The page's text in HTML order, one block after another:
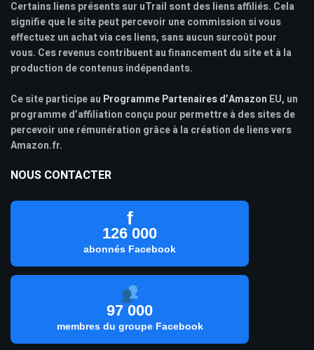
Certains liens présents sur uTrail sont des liens affiliés. Cela
signifie que le site peut percevoir une commission si vous
effectuez un achat via ces liens, sans aucun surcoût pour
vous. Ces revenus contribuent au financement du site et à la
production de contenus indépendants.
Ce site participe au Programme Partenaires d’Amazon EU, un
programme d’affiliation conçu pour permettre à des sites de
percevoir une rémunération grâce à la création de liens vers
Amazon.fr.
NOUS CONTACTER
f
126 000
abonnés Facebook
97 000
membres du groupe Facebook